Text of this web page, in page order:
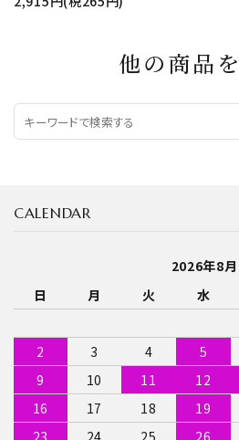
他の商品
CALENDAR
2026年8月
日
月 火 水
2
3 4 5
9
10 11 12
16
17 18 19
23
24 25 26